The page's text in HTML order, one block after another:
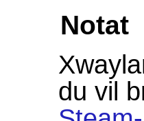
Notat
du vil